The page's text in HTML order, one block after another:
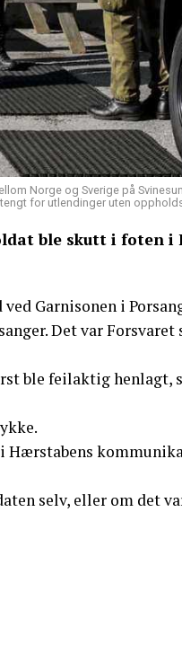
Norge og Sverige på
for utlendinger uten
ble skutt i foten i
ved Garnisonen i
Det var
ble feilaktig
Hærstabens
selv, eller om det